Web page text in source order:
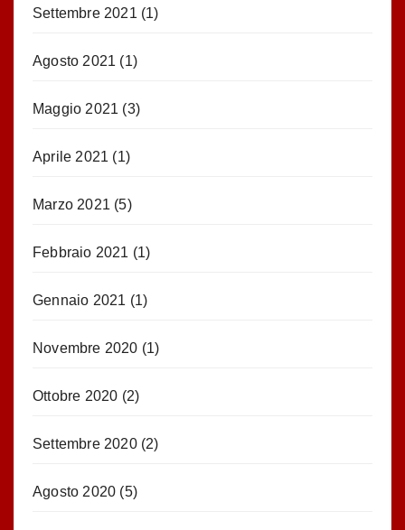
Settembre 2021 (1)
Agosto 2021 (1)
Maggio 2021 (3)
Aprile 2021 (1)
Marzo 2021 (5)
Febbraio 2021 (1)
Gennaio 2021 (1)
Novembre 2020 (1)
Ottobre 2020 (2)
Settembre 2020(2)
Agosto 2020 (5)